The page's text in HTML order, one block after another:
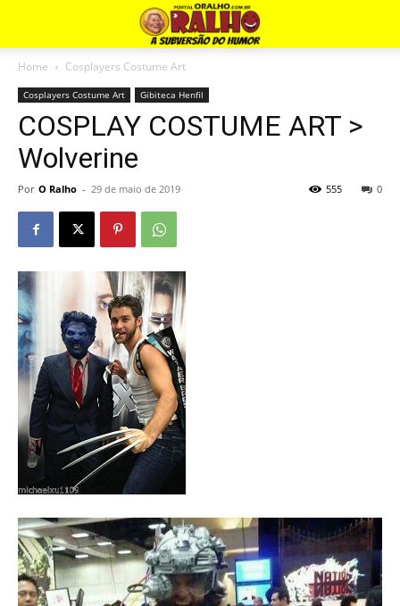
Home Cosplayers Costume Art
Cosplayers Costume Art Gibiteca Henfil
COSPLAY COSTUME ART >
Wolverine
Por O Ralho - 29 de maio de 2019 0
555